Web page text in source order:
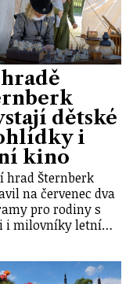
dětské
i
kino
hrad Šternberk
na červenec dva
pro rodiny s
i milovníky letní…